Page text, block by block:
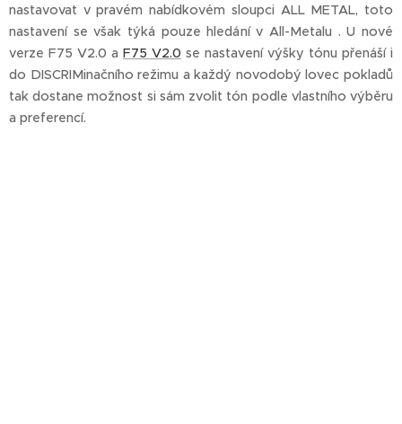
nastavovat v pravém nabídkovém sloupci ALL METAL, toto
nastavení se však týká pouze hledání v All-Metalu . U nové
verze F75 V2.0 a F75 V2.0 se nastavení výšky tónu přenáší i
do DISCRIMinačního režimu a každý novodobý lovec pokladů
tak dostane možnost si sám zvolit tón podle vlastního výběru
a preferencí.